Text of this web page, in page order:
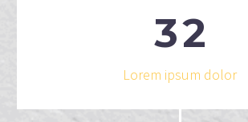
32
Lorem ipsum dolor